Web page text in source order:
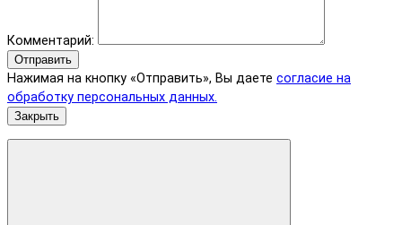
Комментарий:
Отправить
Нажимая на кнопку «Отправить», Вы даете согласие на
обработку персональных данных.
Закрыть